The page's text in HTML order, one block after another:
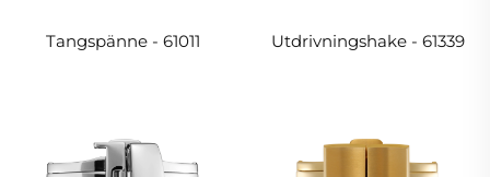
Tangspänne - 61011 Utdrivningshake - 61339